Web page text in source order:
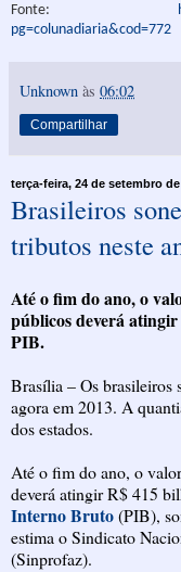
Fonte:
pg=colunadiaria&cod=772
Unknown às 06:02
Compartilhar
terça-feira, 24 de setembro de
Brasileiros
tributos neste
Até o fim do ano, o
públicos deverá
PIB.
Brasília – Os brasileiros
agora em 2013. A
dos estados.
Até o fim do ano, o
deverá atingir R$ 415
Interno Bruto(PIB),
estima o Sindicato
(Sinprofaz).